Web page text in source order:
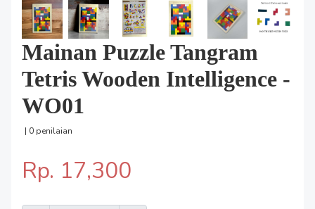
Mainan Puzzle Tangram
Tetris Wooden Intelligence -
WO01
| 0 penilaian
Rp. 17,300